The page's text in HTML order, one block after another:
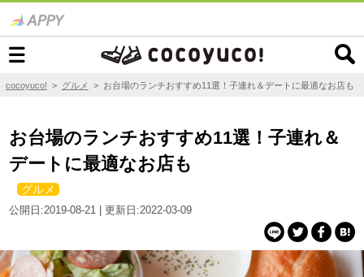
cocoyuco! > グルメ > お台場のランチおすすめ11選！子連れ＆デートに最適なお店も
お台場のランチおすすめ11選！子連れ＆
デートに最適なお店も
グルメ
公開日:2019-08-21 | 更新日:2022-03-09